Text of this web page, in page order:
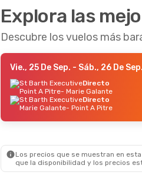
Explora las
Descubre los vuelos más
Vie., 25 De Sep. - Sáb., 26 De Sep.
St Barth ExecutiveDirecto
Point A Pitre- Marie Galante
St Barth ExecutiveDirecto
Marie Galante- Point A Pitre
Los precios que se muestran en
que la disponibilidad y los precios